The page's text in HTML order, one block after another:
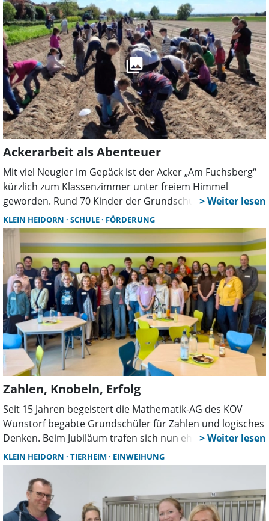
Ackerarbeit als Abenteuer
Mit viel Neugier im Gepäck ist der Acker „Am Fuchsberg“
kürzlich zum Klassenzimmer unter freiem Himmel
geworden. Rund 70 Kinder der Grundschule Klein
Heidorn tauschten Schulbank gegen Schaufel und Eimer
und erlebten: Erlebnis Acker statt Arbeitsblatt.
KLEIN HEIDORN SCHULE FÖRDERUNG
Zahlen, Knobeln, Erfolg
Seit 15 Jahren begeistert die Mathematik-AG des KOV
Wunstorf begabte Grundschüler für Zahlen und logisches
Denken. Beim Jubiläum trafen sich nun ehemalige
Teilnehmer aus 14 Jahrgängen, von Achtjährigen bis zu
jungen Erwachsenen.
KLEIN HEIDORN TIERHEIM EINWEIHUNG